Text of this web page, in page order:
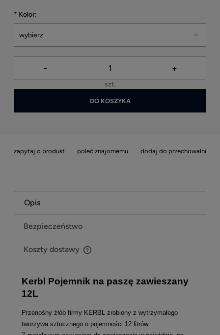
* Kolor:
- +
szt.
DO KOSZYKA
zapytaj o produkt poleć znajomemu dodaj do przechowalni
Opis
Bezpieczeństwo
Koszty dostawy
Kerbl Pojemnik na paszę zawieszany
12L
Przenośny żłób firmy KERBL zrobiony z wytrzymałego
tworzywa sztucznego o pojemności 12 litrów.